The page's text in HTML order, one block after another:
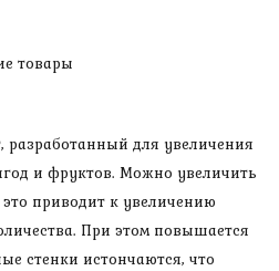
товары
для увеличения
и фруктов. Можно увеличить
приводит к увеличению
При этом повышается
стенки истончаются, что